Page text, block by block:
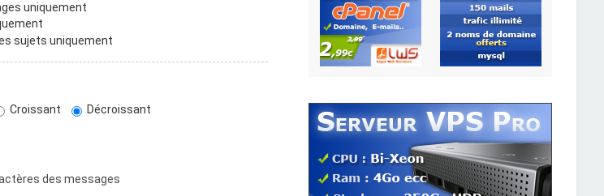
uniquement
sujets uniquement
Croissant Décroissant
des messages